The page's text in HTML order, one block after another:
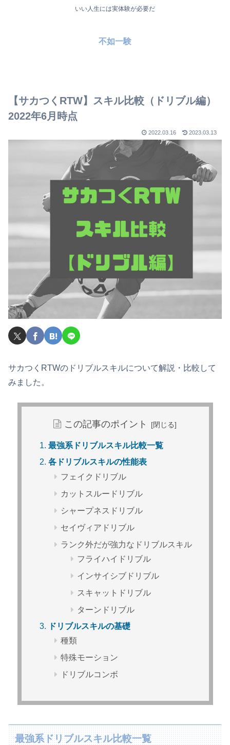
いい人生には実体験が必要だ
不如一験
【サカつくRTW】スキル比較（ドリブル編）
2022年6月時点
2022.03.16 2023.03.13
サカつくRTWのドリブルスキルについて解説・比較して
みました。
この記事のポイント
最強系ドリブルスキル比較一覧
各ドリブルスキルの性能表
フェイクドリブル
カットスルードリブル
シャープネスドリブル
セイヴィアドリブル
ランク外だが強力なドリブルスキル
フライハイドリブル
インサイシブドリブル
スキャットドリブル
ターンドリブル
ドリブルスキルの基礎
種類
特殊モーション
ドリブルコンボ
最強系ドリブルスキル比較一覧